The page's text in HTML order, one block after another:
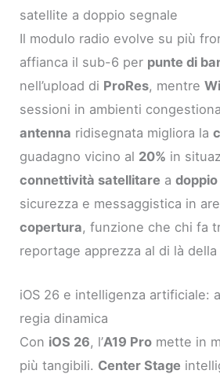
satellite a doppio segnale
Il modulo radio evolve su più
affianca il sub-6 per punte di
nell’upload di ProRes, mentre
sessioni in ambienti
antenna ridisegnata migliora la
guadagno vicino al 20% in
connettività satellitare a
sicurezza e messaggistica in
copertura, funzione che chi fa
reportage apprezza al di là
iOS 26 e intelligenza artificiale:
regia dinamica
Con iOS 26, l’A19 Pro mette in
più tangibili. Center Stage